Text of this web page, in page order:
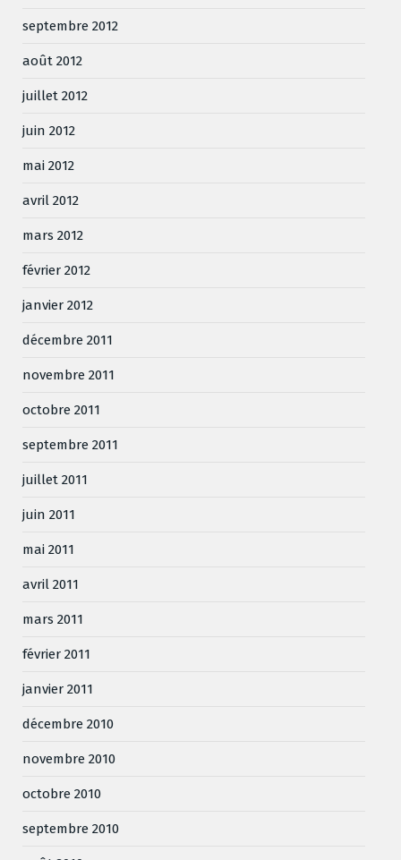
septembre 2012
août 2012
juillet 2012
juin 2012
mai 2012
avril 2012
mars 2012
février 2012
janvier 2012
décembre 2011
novembre 2011
octobre 2011
septembre 2011
juillet 2011
juin 2011
mai 2011
avril 2011
mars 2011
février 2011
janvier 2011
décembre 2010
novembre 2010
octobre 2010
septembre 2010